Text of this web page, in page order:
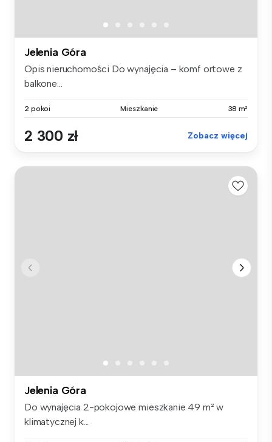
Jelenia Góra
Opis nieruchomości Do wynajęcia – komf ortowe z
balkone...
2 pokoi Mieszkanie 38 m²
2 300 zł Zobacz więcej
Jelenia Góra
Do wynajęcia 2-pokojowe mieszkanie 49 m² w
klimatycznej k...